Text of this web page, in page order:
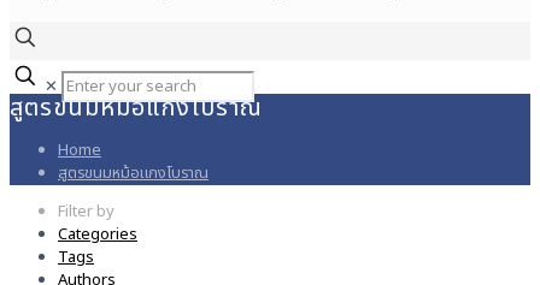
✕
สูตรขนมหม้อแกงโบราณ
Home
สูตรขนมหม้อแกงโบราณ
Filter by
Categories
Tags
Authors